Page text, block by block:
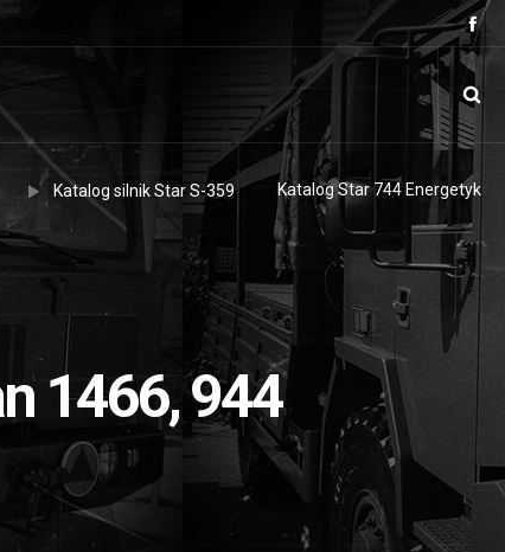
Katalog silnik Star S-359 Katalog Star 744 Energetyk
1466, 944